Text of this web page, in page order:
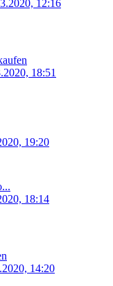
12:16
18:51
19:20
18:14
14:20